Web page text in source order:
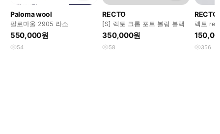
Paloma wool
팔로마울 2905 라소
550,000원
54
RECTO
[S] 렉토 크롭 포트 볼링 블랙
350,000원
58
RECTO
렉토
물결 트
356